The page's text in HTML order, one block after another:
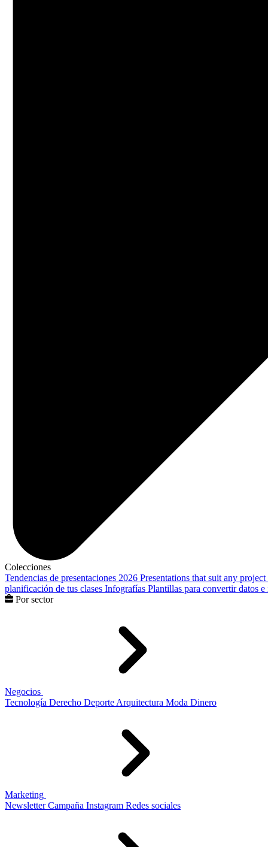
Colecciones
Tendencias de presentaciones 2026 Presentations that suit any project
planificación de tus clases Infografías Plantillas para convertir datos
Por sector
Negocios
Tecnología Derecho Deporte Arquitectura Moda Dinero
Marketing
Newsletter Campaña Instagram Redes sociales